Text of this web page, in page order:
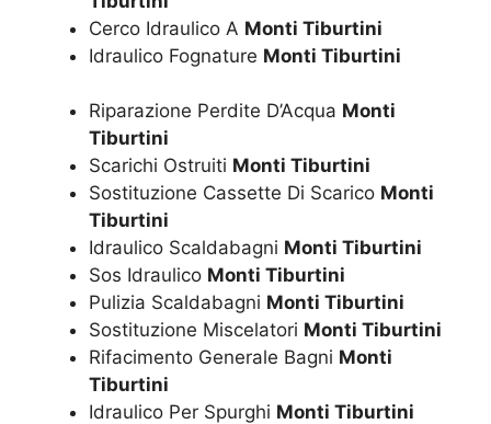
Cerco Idraulico A Monti Tiburtini
Idraulico Fognature Monti Tiburtini
Riparazione Perdite D’Acqua Monti
Tiburtini
Scarichi Ostruiti Monti Tiburtini
Sostituzione Cassette Di Scarico Monti
Tiburtini
Idraulico Scaldabagni Monti Tiburtini
Sos Idraulico Monti Tiburtini
Pulizia Scaldabagni Monti Tiburtini
Sostituzione Miscelatori Monti Tiburtini
Rifacimento Generale Bagni Monti
Tiburtini
Idraulico Per Spurghi Monti Tiburtini